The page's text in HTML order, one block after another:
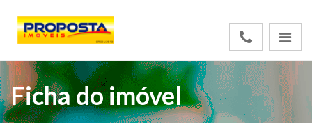
Ficha do imóvel